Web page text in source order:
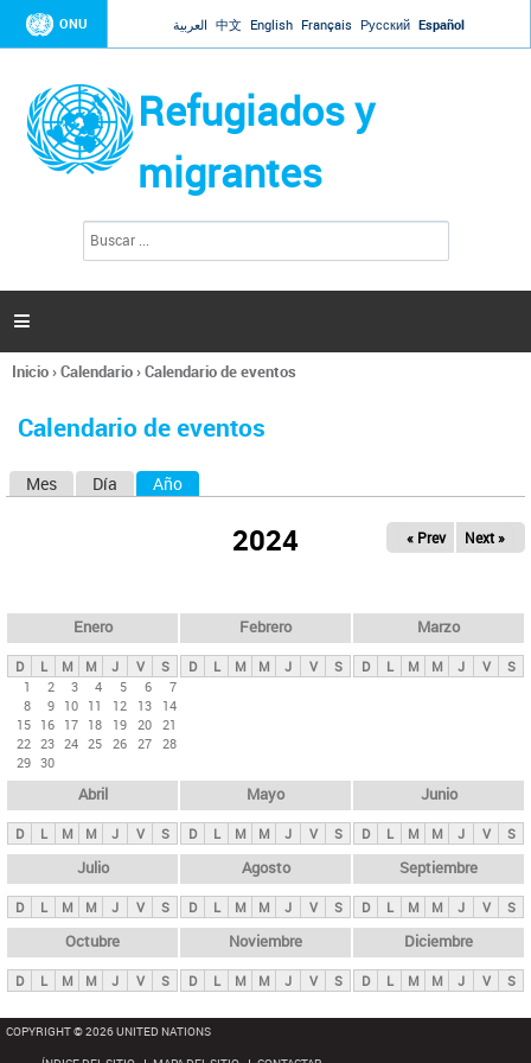
Jump to navigation
ONU العربية 中文 English Français Русский Español
Refugiados y
migrantes
l
d
s

Se
usted
Inicio›Calendario›Calendario de eventos
Calendario de eventos
s
p
n
i
p
a
l
s
Mes Día Año
2024 « Prev Next »
Enero
D L M M J V
S
1
2 3 4 5 6
7
8
9 10 11 12 13
14
15 16 17 18 19 20 21
22 23 24 25 26 27 28
29 30
Febrero
D L M M J V S
Marzo
D L M M J V S
Abril
D L M M J V S
Mayo
D L M M J V S
Junio
D L M M J V S
Julio
D L M M J V S
Agosto
D L M M J V S
Septiembre
D L M M J V S
Octubre
D L M M J V S
Noviembre
D L M M J V S
Diciembre
D L M M J V S
COPYRIGHT © 2026 UNITED NATIONS